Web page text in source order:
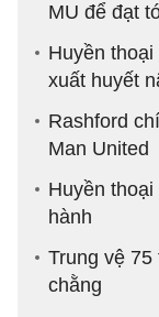
MU để đạt
Huyền
xuất huyết
Rashford
Man United
Huyền
hành
Trung vệ
chằng